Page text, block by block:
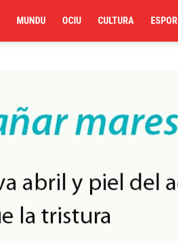
MUNDU OCIU CULTURA ESPOR